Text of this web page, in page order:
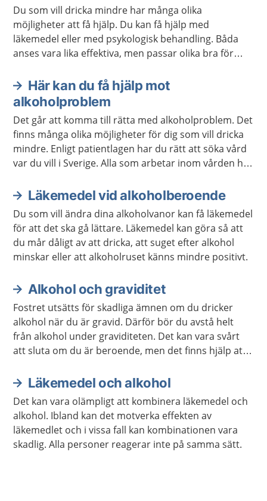
Du som vill dricka mindre har många olika
möjligheter att få hjälp. Du kan få hjälp med
läkemedel eller med psykologisk behandling. Båda
anses vara lika effektiva, men passar olika bra för
En del får bra stöd i självhjälpsgrupper.
Här kan du få hjälp mot
alkoholproblem
Det går att komma till rätta med alkoholproblem. Det
finns många olika möjligheter för dig som vill dricka
mindre. Enligt patientlagen har du rätt att söka vård
var du vill i Sverige. Alla som arbetar inom vården har
Läkemedel vid alkoholberoende
Du som vill ändra dina alkoholvanor kan få läkemedel
för att det ska gå lättare. Läkemedel kan göra så att
du mår dåligt av att dricka, att suget efter alkohol
minskar eller att alkoholruset känns mindre positivt.
Alkohol och graviditet
Fostret utsätts för skadliga ämnen om du dricker
alkohol när du är gravid. Därför bör du avstå helt
från alkohol under graviditeten. Det kan vara svårt
att sluta om du är beroende, men det finns hjälp att
Läkemedel och alkohol
Det kan vara olämpligt att kombinera läkemedel och
alkohol. Ibland kan det motverka effekten av
läkemedlet och i vissa fall kan kombinationen vara
skadlig. Alla personer reagerar inte på samma sätt.